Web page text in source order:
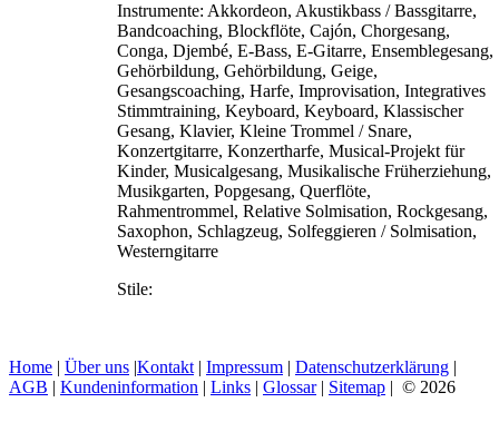
Instrumente: Akkordeon, Akustikbass / Bassgitarre,
Bandcoaching, Blockflöte, Cajón, Chorgesang,
Conga, Djembé, E-Bass, E-Gitarre, Ensemblegesang,
Gehörbildung, Gehörbildung, Geige,
Gesangscoaching, Harfe, Improvisation, Integratives
Stimmtraining, Keyboard, Keyboard, Klassischer
Gesang, Klavier, Kleine Trommel / Snare,
Konzertgitarre, Konzertharfe, Musical-Projekt für
Kinder, Musicalgesang, Musikalische Früherziehung,
Musikgarten, Popgesang, Querflöte,
Rahmentrommel, Relative Solmisation, Rockgesang,
Saxophon, Schlagzeug, Solfeggieren / Solmisation,
Westerngitarre
Stile:
Home | Über uns |Kontakt | Impressum | Datenschutzerklärung |
AGB | Kundeninformation | Links | Glossar| Sitemap | © 2026